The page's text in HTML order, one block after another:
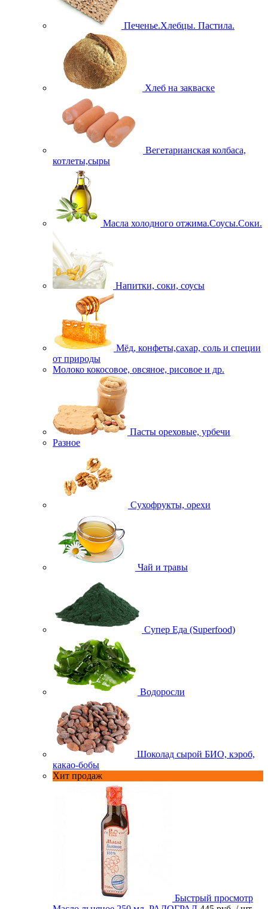
Печенье.Хлебцы. Пастила.
Хлеб на закваске
Вегетарианская колбаса,
котлеты,сыры
Масла холодного отжима.Соусы.Соки.
Напитки, соки, соусы
Мёд, конфеты,сахар, соль и специи
от природы
Молоко кокосовое, овсяное, рисовое и др.
Пасты ореховые, урбечи
Разное
Сухофрукты, орехи
Чай и травы
Супер Еда (Superfood)
Водоросли
Шоколад сырой БИО, кэроб,
какао-бобы
Хит продаж
Быстрый просмотр